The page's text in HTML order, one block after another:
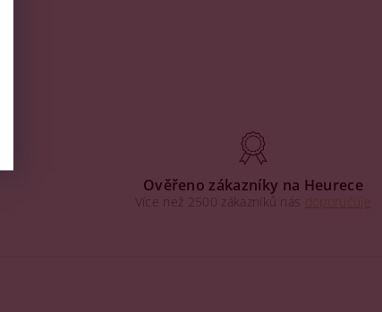
Ověřeno zákazníky na Heurece
Více než 2500 zákazníků nás